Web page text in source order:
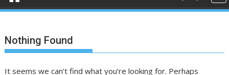
Nothing Found
It seems we can’t find what you’re looking for. Perhaps